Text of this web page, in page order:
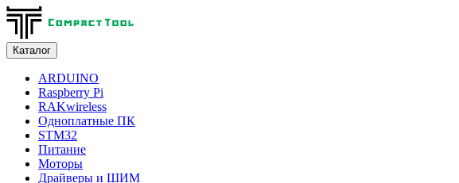
Каталог
ARDUINO
Raspberry Pi
RAKwireless
Одноплатные ПК
STM32
Питание
Моторы
Драйверы и ШИМ